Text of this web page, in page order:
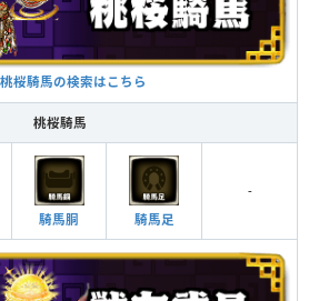
桜騎馬の検索はこちら
桃桜騎馬
騎馬胴 騎馬足
-